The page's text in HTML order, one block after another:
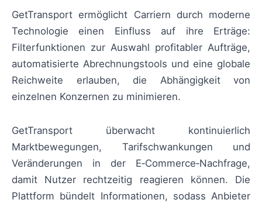
GetTransport ermöglicht Carriern durch moderne
Technologie einen Einfluss auf ihre Erträge:
Filterfunktionen zur Auswahl profitabler Aufträge,
automatisierte Abrechnungstools und eine globale
Reichweite erlauben, die Abhängigkeit von
einzelnen Konzernen zu minimieren.
GetTransport überwacht kontinuierlich
Marktbewegungen, Tarifschwankungen und
Veränderungen in der E‑Commerce‑Nachfrage,
damit Nutzer rechtzeitig reagieren können. Die
Plattform bündelt Informationen, sodass Anbieter